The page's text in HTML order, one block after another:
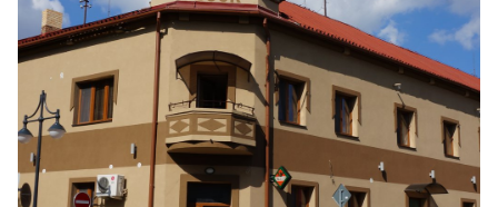
Betliar
The village is known for its beautiful Andrássy
manor, a large English park, a zoo and as a
starting point for hikes to the Volovec mountain.
Find more